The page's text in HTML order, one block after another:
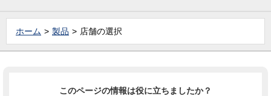
ホーム 製品 店舗の選択
このページの情報は役に立ちましたか？